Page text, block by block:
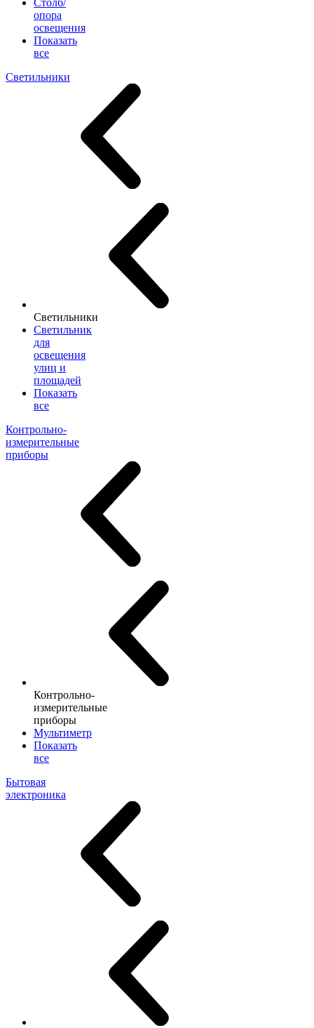
Столб/
опора
освещения
Показать
все
Светильники
Светильники
Светильник
для
освещения
улиц и
площадей
Показать
все
Контрольно-
измерительные
приборы
Контрольно-
измерительные
приборы
Мультиметр
Показать
все
Бытовая
электроника